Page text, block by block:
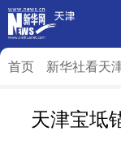
首页 新华社看天
天津宝坻